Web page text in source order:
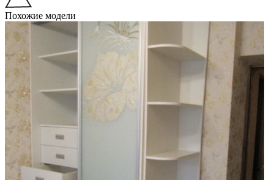
Похожие модели